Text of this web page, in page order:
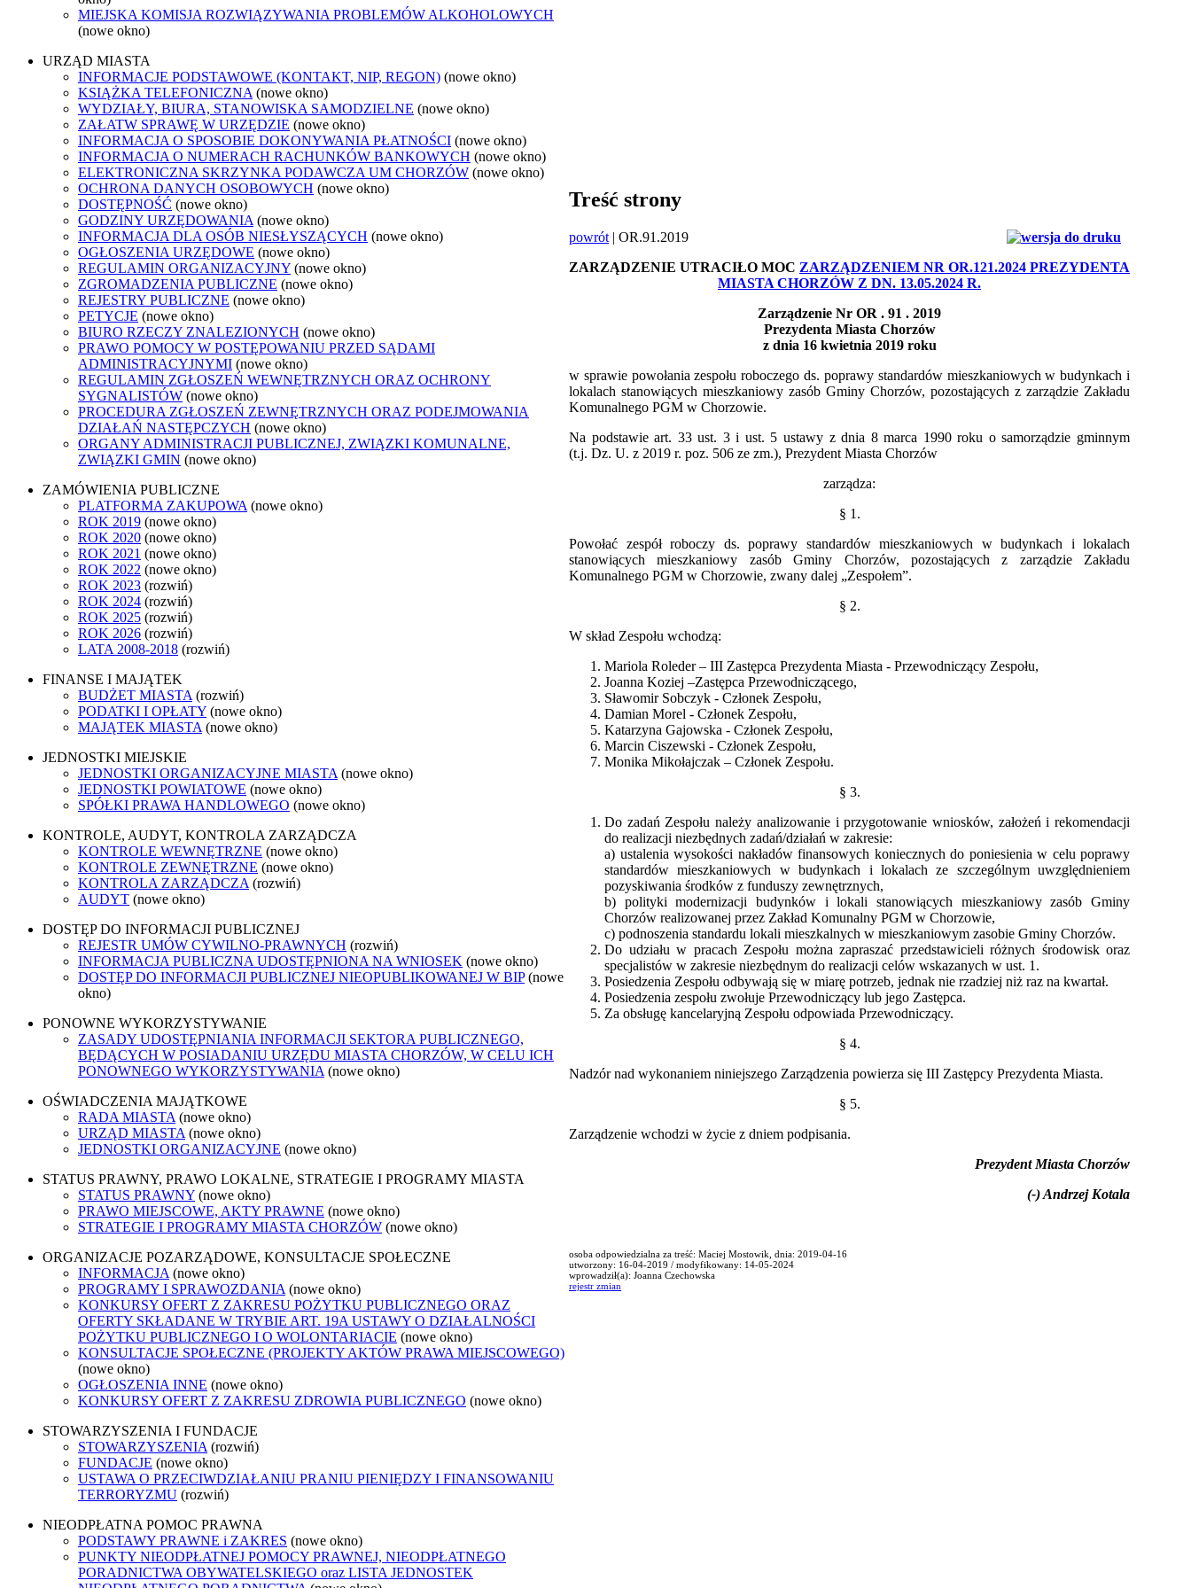
MIEJSKA KOMISJA ROZWIĄZYWANIA PROBLEMÓW ALKOHOLOWYCH
(nowe okno)
URZĄD MIASTA
INFORMACJE PODSTAWOWE (KONTAKT, NIP, REGON) (nowe okno)
KSIĄŻKA TELEFONICZNA (nowe okno)
WYDZIAŁY, BIURA, STANOWISKA SAMODZIELNE (nowe okno)
ZAŁATW SPRAWĘ W URZĘDZIE (nowe okno)
INFORMACJA O SPOSOBIE DOKONYWANIA PŁATNOŚCI (nowe okno)
INFORMACJA O NUMERACH RACHUNKÓW BANKOWYCH (nowe okno)
ELEKTRONICZNA SKRZYNKA PODAWCZA UM CHORZÓW (nowe okno)
OCHRONA DANYCH OSOBOWYCH (nowe okno)
DOSTĘPNOŚĆ (nowe okno)
GODZINY URZĘDOWANIA (nowe okno)
INFORMACJA DLA OSÓB NIESŁYSZĄCYCH (nowe okno)
OGŁOSZENIA URZĘDOWE (nowe okno)
REGULAMIN ORGANIZACYJNY (nowe okno)
ZGROMADZENIA PUBLICZNE (nowe okno)
REJESTRY PUBLICZNE (nowe okno)
PETYCJE (nowe okno)
BIURO RZECZY ZNALEZIONYCH (nowe okno)
PRAWO POMOCY W POSTĘPOWANIU PRZED SĄDAMI
ADMINISTRACYJNYMI (nowe okno)
REGULAMIN ZGŁOSZEŃ WEWNĘTRZNYCH ORAZ OCHRONY
SYGNALISTÓW (nowe okno)
PROCEDURA ZGŁOSZEŃ ZEWNĘTRZNYCH ORAZ PODEJMOWANIA
DZIAŁAŃ NASTĘPCZYCH (nowe okno)
ORGANY ADMINISTRACJI PUBLICZNEJ, ZWIĄZKI KOMUNALNE,
ZWIĄZKI GMIN (nowe okno)
ZAMÓWIENIA PUBLICZNE
PLATFORMA ZAKUPOWA (nowe okno)
ROK 2019 (nowe okno)
ROK 2020 (nowe okno)
ROK 2021 (nowe okno)
ROK 2022 (nowe okno)
ROK 2023 (rozwiń)
ROK 2024 (rozwiń)
ROK 2025 (rozwiń)
ROK 2026 (rozwiń)
LATA 2008-2018 (rozwiń)
FINANSE I MAJĄTEK
BUDŻET MIASTA (rozwiń)
PODATKI I OPŁATY (nowe okno)
MAJĄTEK MIASTA (nowe okno)
JEDNOSTKI MIEJSKIE
JEDNOSTKI ORGANIZACYJNE MIASTA (nowe okno)
JEDNOSTKI POWIATOWE (nowe okno)
SPÓŁKI PRAWA HANDLOWEGO (nowe okno)
KONTROLE, AUDYT, KONTROLA ZARZĄDCZA
KONTROLE WEWNĘTRZNE (nowe okno)
KONTROLE ZEWNĘTRZNE (nowe okno)
KONTROLA ZARZĄDCZA (rozwiń)
AUDYT (nowe okno)
DOSTĘP DO INFORMACJI PUBLICZNEJ
REJESTR UMÓW CYWILNO-PRAWNYCH (rozwiń)
INFORMACJA PUBLICZNA UDOSTĘPNIONA NA WNIOSEK (nowe okno)
DOSTĘP DO INFORMACJI PUBLICZNEJ NIEOPUBLIKOWANEJ W BIP (nowe
okno)
PONOWNE WYKORZYSTYWANIE
ZASADY UDOSTĘPNIANIA INFORMACJI SEKTORA PUBLICZNEGO,
BĘDĄCYCH W POSIADANIU URZĘDU MIASTA CHORZÓW, W CELU ICH
PONOWNEGO WYKORZYSTYWANIA (nowe okno)
OŚWIADCZENIA MAJĄTKOWE
RADA MIASTA (nowe okno)
URZĄD MIASTA (nowe okno)
JEDNOSTKI ORGANIZACYJNE (nowe okno)
STATUS PRAWNY, PRAWO LOKALNE, STRATEGIE I PROGRAMY MIASTA
STATUS PRAWNY (nowe okno)
PRAWO MIEJSCOWE, AKTY PRAWNE (nowe okno)
STRATEGIE I PROGRAMY MIASTA CHORZÓW (nowe okno)
ORGANIZACJE POZARZĄDOWE, KONSULTACJE SPOŁECZNE
INFORMACJA (nowe okno)
PROGRAMY I SPRAWOZDANIA (nowe okno)
KONKURSY OFERT Z ZAKRESU POŻYTKU PUBLICZNEGO ORAZ
OFERTY SKŁADANE W TRYBIE ART. 19A USTAWY O DZIAŁALNOŚCI
POŻYTKU PUBLICZNEGO I O WOLONTARIACIE (nowe okno)
KONSULTACJE SPOŁECZNE (PROJEKTY AKTÓW PRAWA MIEJSCOWEGO)
(nowe okno)
OGŁOSZENIA INNE (nowe okno)
KONKURSY OFERT Z ZAKRESU ZDROWIA PUBLICZNEGO (nowe okno)
STOWARZYSZENIA I FUNDACJE
STOWARZYSZENIA (rozwiń)
FUNDACJE (nowe okno)
USTAWA O PRZECIWDZIAŁANIU PRANIU PIENIĘDZY I FINANSOWANIU
TERRORYZMU (rozwiń)
NIEODPŁATNA POMOC PRAWNA
PODSTAWY PRAWNE i ZAKRES (nowe okno)
PUNKTY NIEODPŁATNEJ POMOCY PRAWNEJ, NIEODPŁATNEGO
PORADNICTWA OBYWATELSKIEGO oraz LISTA JEDNOSTEK
Treść strony
powrót | OR.91.2019
ZARZĄDZENIE UTRACIŁO MOC ZARZĄDZENIEM NR OR.121.2024 PREZYDENTA
MIASTA CHORZÓW Z DN. 13.05.2024 R.
Zarządzenie Nr OR . 91 . 2019
Prezydenta Miasta Chorzów
z dnia 16 kwietnia 2019 roku
w sprawie powołania zespołu roboczego ds. poprawy standardów mieszkaniowych w budynkach i
lokalach stanowiących mieszkaniowy zasób Gminy Chorzów, pozostających z zarządzie Zakładu
Komunalnego PGM w Chorzowie.
Na podstawie art. 33 ust. 3 i ust. 5 ustawy z dnia 8 marca 1990 roku o samorządzie gminnym
(t.j. Dz. U. z 2019 r. poz. 506 ze zm.), Prezydent Miasta Chorzów
zarządza:
§ 1.
Powołać zespół roboczy ds. poprawy standardów mieszkaniowych w budynkach i lokalach
stanowiących mieszkaniowy zasób Gminy Chorzów, pozostających z zarządzie Zakładu
Komunalnego PGM w Chorzowie, zwany dalej „Zespołem”.
§ 2.
W skład Zespołu wchodzą:
Mariola Roleder – III Zastępca Prezydenta Miasta - Przewodniczący Zespołu,
Joanna Koziej –Zastępca Przewodniczącego,
Sławomir Sobczyk - Członek Zespołu,
Damian Morel - Członek Zespołu,
Katarzyna Gajowska - Członek Zespołu,
Marcin Ciszewski - Członek Zespołu,
Monika Mikołajczak – Członek Zespołu.
§ 3.
Do zadań Zespołu należy analizowanie i przygotowanie wniosków, założeń i rekomendacji
do realizacji niezbędnych zadań/działań w zakresie:
a) ustalenia wysokości nakładów finansowych koniecznych do poniesienia w celu poprawy
standardów mieszkaniowych w budynkach i lokalach ze szczególnym uwzględnieniem
pozyskiwania środków z funduszy zewnętrznych,
b) polityki modernizacji budynków i lokali stanowiących mieszkaniowy zasób Gminy
Chorzów realizowanej przez Zakład Komunalny PGM w Chorzowie,
c) podnoszenia standardu lokali mieszkalnych w mieszkaniowym zasobie Gminy Chorzów.
Do udziału w pracach Zespołu można zapraszać przedstawicieli różnych środowisk oraz
specjalistów w zakresie niezbędnym do realizacji celów wskazanych w ust. 1.
Posiedzenia Zespołu odbywają się w miarę potrzeb, jednak nie rzadziej niż raz na kwartał.
Posiedzenia zespołu zwołuje Przewodniczący lub jego Zastępca.
Za obsługę kancelaryjną Zespołu odpowiada Przewodniczący.
§ 4.
Nadzór nad wykonaniem niniejszego Zarządzenia powierza się III Zastępcy Prezydenta Miasta.
§ 5.
Zarządzenie wchodzi w życie z dniem podpisania.
Prezydent Miasta Chorzów
(-) Andrzej Kotala
osoba odpowiedzialna za treść: Maciej Mostowik, dnia: 2019-04-16
utworzony: 16-04-2019 / modyfikowany: 14-05-2024
wprowadził(a): Joanna Czechowska
rejestr zmian